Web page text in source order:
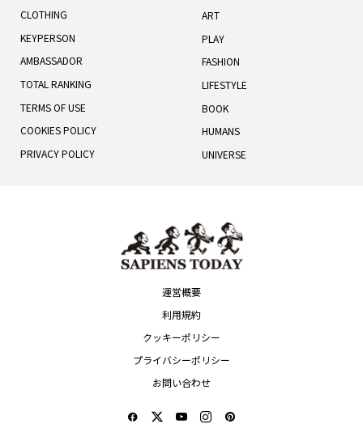
CLOTHING
KEYPERSON
AMBASSADOR
TOTAL RANKING
TERMS OF USE
COOKIES POLICY
PRIVACY POLICY
ART
PLAY
FASHION
LIFESTYLE
BOOK
HUMANS
UNIVERSE
運営概要
利用規約
クッキーポリシー
プライバシーポリシー
お問い合わせ